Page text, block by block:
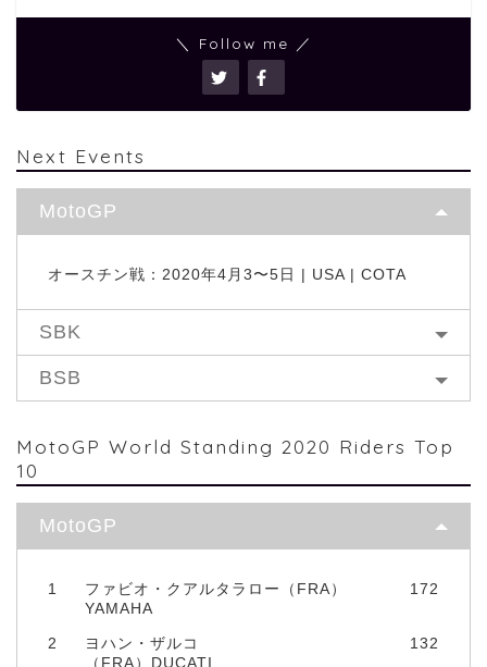
＼ Follow me ／
Next Events
MotoGP
オースチン戦：2020年4月3〜5日 | USA | COTA
SBK
BSB
MotoGP World Standing 2020 Riders Top
10
MotoGP
1
ファビオ・クアルタラロー（FRA）
YAMAHA
172
2
ヨハン・ザルコ
（FRA）DUCATI
132